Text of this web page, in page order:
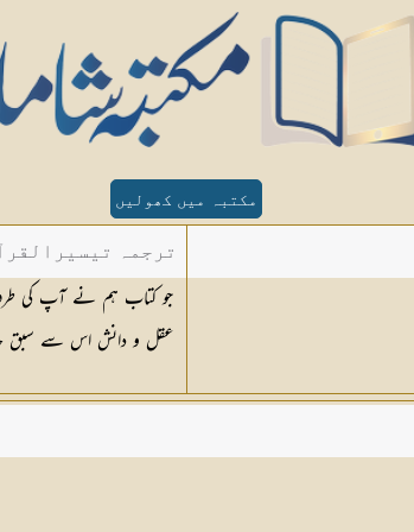
مکتبہ میں کھولیں
ترجمہ
جو کتاب ہم نے آپ کی
عقل و دانش اس سے سبق